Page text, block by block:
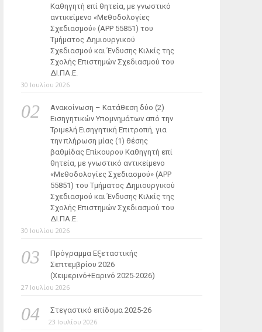
Καθηγητή επί θητεία, με γνωστικό
αντικείμενο «Μεθοδολογίες
Σχεδιασμού» (ΑΡΡ 55851) του
Τμήματος Δημιουργικού
Σχεδιασμού και Ένδυσης Κιλκίς της
Σχολής Επιστημών Σχεδιασμού του
ΔΙ.ΠΑ.Ε.
30 Ιουλίου 2026
Ανακοίνωση – Κατάθεση δύο (2)
Εισηγητικών Υπομνημάτων από την
Τριμελή Εισηγητική Επιτροπή, για
την πλήρωση μίας (1) θέσης
βαθμίδας Επίκουρου Καθηγητή επί
θητεία, με γνωστικό αντικείμενο
«Μεθοδολογίες Σχεδιασμού» (ΑΡΡ
55851) του Τμήματος Δημιουργικού
Σχεδιασμού και Ένδυσης Κιλκίς της
Σχολής Επιστημών Σχεδιασμού του
ΔΙ.ΠΑ.Ε.
30 Ιουλίου 2026
Πρόγραμμα Εξεταστικής
Σεπτεμβρίου 2026
(Χειμερινό+Εαρινό 2025-2026)
27 Ιουλίου 2026
Στεγαστικό επίδομα 2025-26
23 Ιουλίου 2026